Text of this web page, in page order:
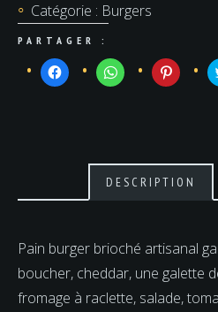
Catégorie : Burgers
PARTAGER :
Cliquez
pour
partager
Cliquez
pour
partager
Cliquez
pour
partager
DESCRIPTION
Pain burger brioché artisanal
boucher, cheddar, une galette
fromage à raclette, salade,